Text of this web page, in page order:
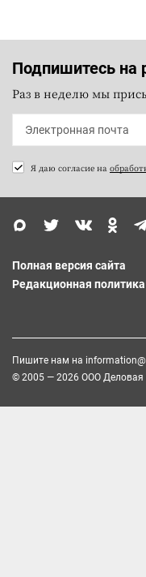
Подпишитесь на
Раз в неделю мы
Я даю согласие на
Полная версия сайта
Редакционная политика
Пишите нам на
© 2005 — 2026 ООО Деловая